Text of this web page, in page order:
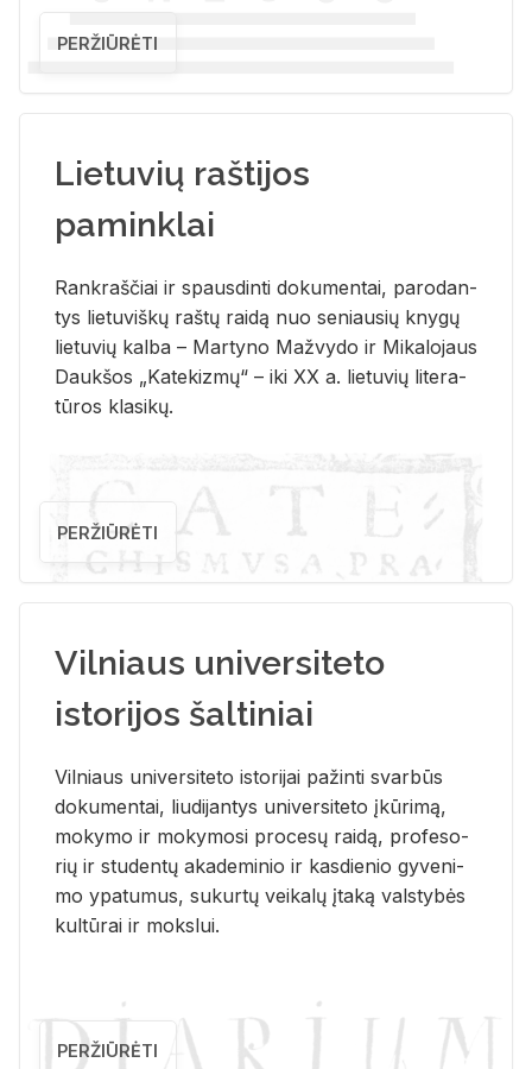
PERŽIŪRĖTI
Lietuvių raštijos
paminklai
Rank­raš­čiai ir spaus­din­ti do­ku­men­tai, pa­ro­dan­
tys lie­tu­viš­kų raš­tų rai­dą nuo se­niau­sių kny­gų
lie­tu­vių kal­ba – Mar­ty­no Ma­žvy­do ir Mi­ka­lo­jaus
Dauk­šos „Ka­te­kiz­mų“ – iki XX a. lie­tu­vių li­te­ra­
tū­ros kla­si­kų.
PERŽIŪRĖTI
Vilniaus universiteto
istorijos šaltiniai
Vil­niaus uni­ver­si­te­to is­to­ri­jai pa­žin­ti svar­būs
do­ku­men­tai, liu­di­jan­tys uni­ver­si­te­to įkū­ri­mą,
mo­ky­mo ir mo­ky­mo­si pro­ce­sų rai­dą, pro­fe­so­
rių ir stu­den­tų aka­de­mi­nio ir kas­die­nio gy­ve­ni­
mo ypa­tu­mus, su­kur­tų vei­ka­lų įta­ką vals­ty­bės
kul­tū­rai ir moks­lui.
PERŽIŪRĖTI